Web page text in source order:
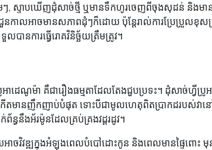
, ស្ទាបឃើញដុំសាច់ថ្មី ឬមានទឹកហូរចេញពីចុងសុដន់ និងមា
ាលអាចមានសភាពដុំៗក៏ដោយ ប៉ុន្តែរាល់ការប្រែប្រួលខុសប្រ
ានការធ្វើរោគវិនិច្ឆ័យត្រឹមត្រូវ។
ាដេណូម៉ា គឺជារឿងធម្មតាដែលតែងជួបប្រទះ។ ដុំសាច់ហ្វី
ើតមានញឹកញាប់បំផុត ទោះបីជាមូលហេតុពិតប្រាកដរបស់វា
ន្ធនឹងអ័រម៉ូនដែលគ្រប់គ្រងវដ្តរដូវ។
អាចវិវឌ្ឍក្នុងអំឡុងពេលបំបៅដោះកូន និងពេលមានផ្ទៃពោះ